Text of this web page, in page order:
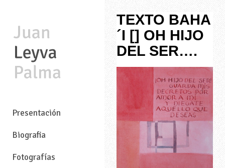
Presentación
Biografia
Fotografías
TEXTO BAHA
´I [] OH HIJO
DEL SER….